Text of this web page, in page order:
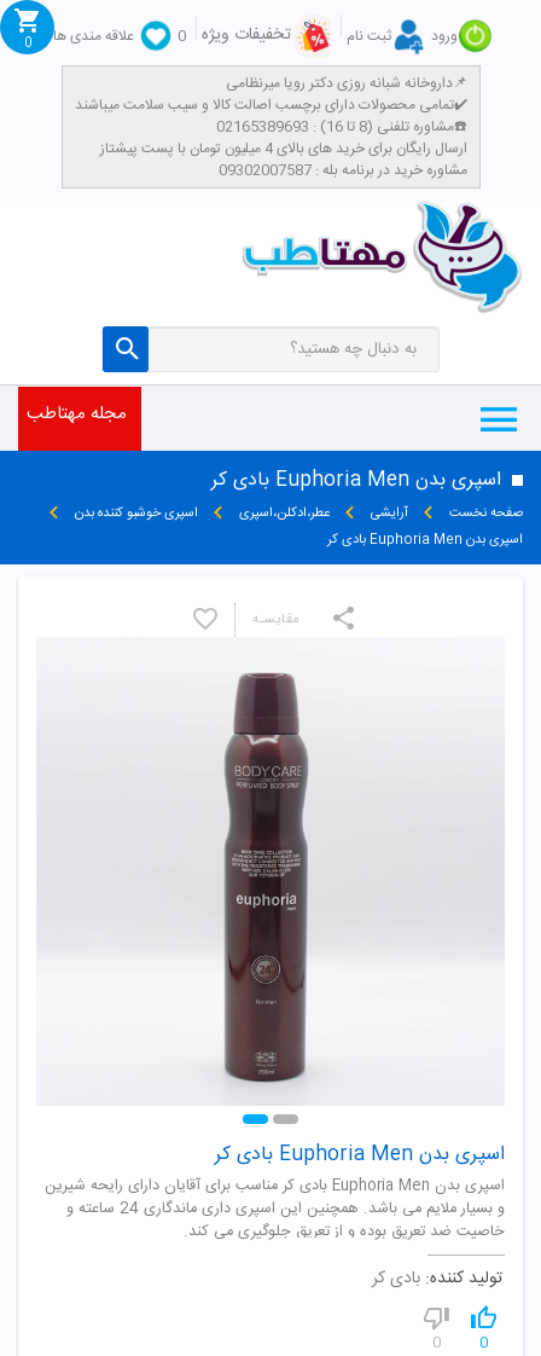
ورود ثبت نام تخفیفات ویژه 0
علاقه مندی ها
داروخانه شبانه روزی دکتر رویا میرنظامی📌
تمامی محصولات دارای برچسب اصالت کالا و سیب سلامت میباشند✔️
مشاوره تلفنی (8 تا 16) : 02165389693☎️
​ارسال رایگان برای خرید های بالای 4 میلیون تومان با پست پیشتاز
مشاوره خرید در برنامه بله : 09302007587
0
مجله مهتاطب
اسپری بدن Euphoria Men بادی کر
صفحه نخست آرایشی عطر،ادکلن،اسپری
اسپری خوشبو کننده بدن
اسپری بدن Euphoria Men بادی کر
اسپری بدن Euphoria Men بادی کر
اسپری بدن Euphoria Men بادی کر مناسب برای آقایان دارای رایحه شیرین
و بسیار ملایم می باشد. همچنین این اسپری داری ماندگاری 24 ساعته و
خاصیت ضد تعریق بوده و از تعریق جلوگیری می کند.
تولید کننده: بادی کر
0
0
مقایسـه